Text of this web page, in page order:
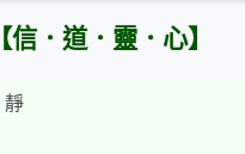
【信．道．靈．心】
靜